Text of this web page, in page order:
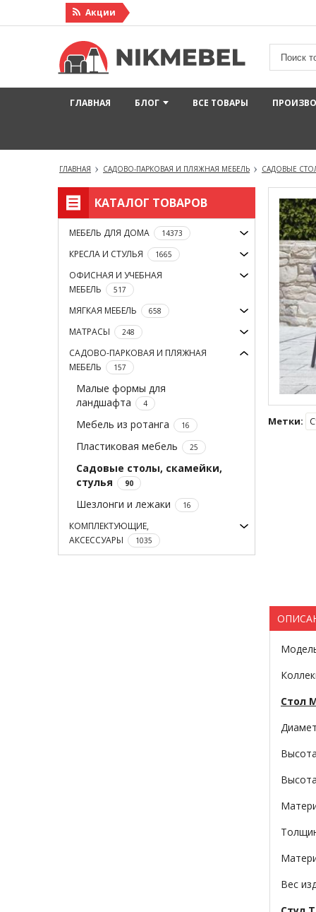
Акции
ГЛАВНАЯ БЛОГ ВСЕ ТОВАРЫ
ГЛАВНАЯ САДОВО-ПАРКОВАЯ И ПЛЯЖНАЯ МЕБЕЛЬ САДОВЫЕ
КАТАЛОГ ТОВАРОВ
МЕБЕЛЬ ДЛЯ ДОМА 14373
КРЕСЛА И СТУЛЬЯ 1665
ОФИСНАЯ И УЧЕБНАЯ
МЕБЕЛЬ
517
МЯГКАЯ МЕБЕЛЬ 658
МАТРАСЫ 248
САДОВО-ПАРКОВАЯ И ПЛЯЖНАЯ
МЕБЕЛЬ
157
Малые формы для
ландшафта
4
Мебель из ротанга 16
Пластиковая мебель 25
Садовые столы, скамейки,
стулья
90
Шезлонги и лежаки 16
КОМПЛЕКТУЮЩИЕ,
АКСЕССУАРЫ
1035
Метки:
Стол
Вес